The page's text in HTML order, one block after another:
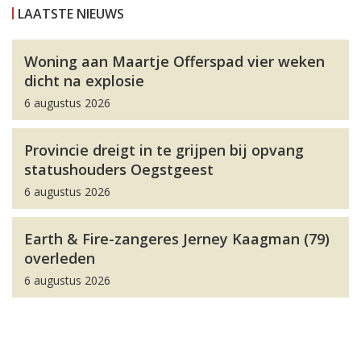
LAATSTE NIEUWS
Woning aan Maartje Offerspad vier weken
dicht na explosie
6 augustus 2026
Provincie dreigt in te grijpen bij opvang
statushouders Oegstgeest
6 augustus 2026
Earth & Fire-zangeres Jerney Kaagman (79)
overleden
6 augustus 2026